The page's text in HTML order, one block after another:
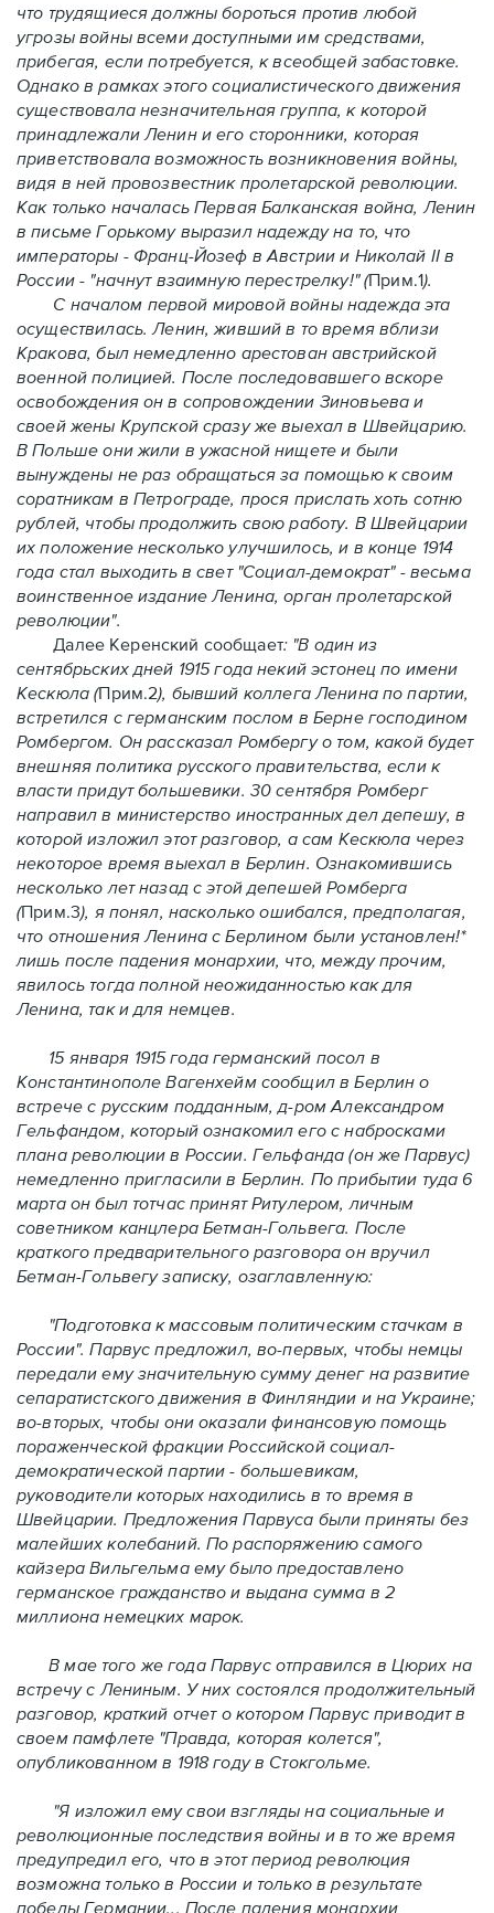
что трудящиеся должны бороться против любой
угрозы войны всеми доступными им средствами,
прибегая, если потребуется, к всеобщей забастовке.
Однако в рамках этого социалистического движения
существовала незначительная группа, к которой
принадлежали Ленин и его сторонники, которая
приветствовала возможность возникновения войны,
видя в ней провозвестник пролетарской революции.
Как только началась Первая Балканская война, Ленин
в письме Горькому выразил надежду на то, что
императоры - Франц-Йозеф в Австрии и Николай II в
России - "начнут взаимную перестрелку!" (Прим.1).
С началом первой мировой войны надежда эта
осуществилась. Ленин, живший в то время вблизи
Кракова, был немедленно арестован австрийской
военной полицией. После последовавшего вскоре
освобождения он в сопровождении Зиновьева и
своей жены Крупской сразу же выехал в Швейцарию.
В Польше они жили в ужасной нищете и были
вынуждены не раз обращаться за помощью к своим
соратникам в Петрограде, прося прислать хоть сотню
рублей, чтобы продолжить свою работу. В Швейцарии
их положение несколько улучшилось, и в конце 1914
года стал выходить в свет "Социал-демократ" - весьма
воинственное издание Ленина, орган пролетарской
революции".
Далее Керенский сообщает: "В один из
сентябрьских дней 1915 года некий эстонец по имени
Кескюла (Прим.2), бывший коллега Ленина по партии,
встретился с германским послом в Берне господином
Ромбергом. Он рассказал Ромбергу о том, какой будет
внешняя политика русского правительства, если к
власти придут большевики. 30 сентября Ромберг
направил в министерство иностранных дел депешу, в
которой изложил этот разговор, а сам Кескюла через
некоторое время выехал в Берлин. Ознакомившись
несколько лет назад с этой депешей Ромберга
(Прим.3), я понял, насколько ошибался, предполагая,
что отношения Ленина с Берлином были установлен!*
лишь после падения монархии, что, между прочим,
явилось тогда полной неожиданностью как для
Ленина, так и для немцев.
15 января 1915 года германский посол в
Константинополе Вагенхейм сообщил в Берлин о
встрече с русским подданным, д-ром Александром
Гельфандом, который ознакомил его с набросками
плана революции в России. Гельфанда (он же Парвус)
немедленно пригласили в Берлин. По прибытии туда 6
марта он был тотчас принят Ритулером, личным
советником канцлера Бетман-Гольвега. После
краткого предварительного разговора он вручил
Бетман-Гольвегу записку, озаглавленную:
"Подготовка к массовым политическим стачкам в
России". Парвус предложил, во-первых, чтобы немцы
передали ему значительную сумму денег на развитие
сепаратистского движения в Финляндии и на Украине;
во-вторых, чтобы они оказали финансовую помощь
пораженческой фракции Российской социал-
демократической партии - большевикам,
руководители которых находились в то время в
Швейцарии. Предложения Парвуса были приняты без
малейших колебаний. По распоряжению самого
кайзера Вильгельма ему было предоставлено
германское гражданство и выдана сумма в 2
миллиона немецких марок.
В мае того же года Парвус отправился в Цюрих на
встречу с Лениным. У них состоялся продолжительный
разговор, краткий отчет о котором Парвус приводит в
своем памфлете "Правда, которая колется",
опубликованном в 1918 году в Стокгольме.
"Я изложил ему свои взгляды на социальные и
революционные последствия войны и в то же время
предупредил его, что в этот период революция
возможна только в России и только в результате
победы Германии... После падения монархии